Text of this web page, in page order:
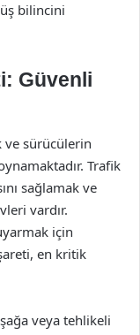
bilincini
Güvenli
ve sürücülerin
Trafik
sağlamak ve
vardır.
için
en kritik
veya tehlikeli